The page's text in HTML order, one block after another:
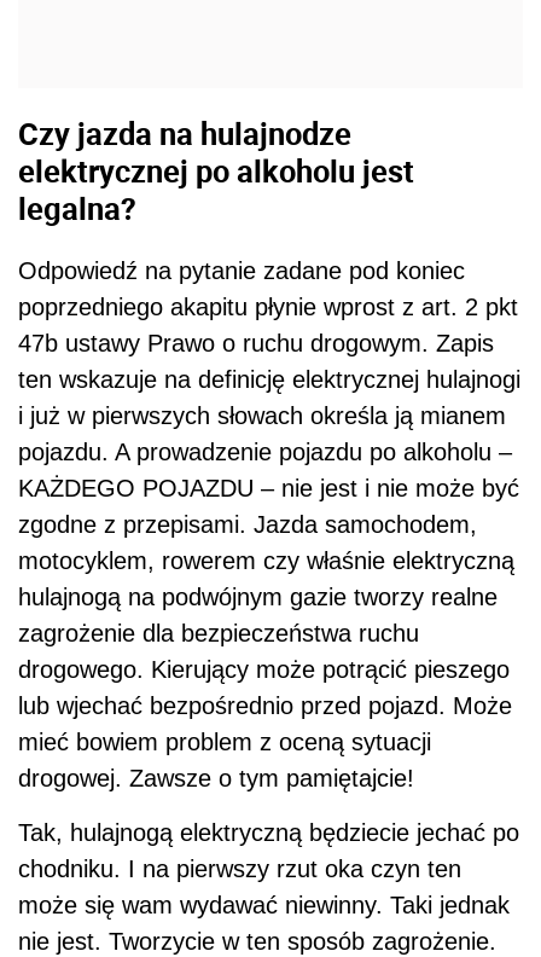
Czy jazda na hulajnodze
elektrycznej po alkoholu jest
legalna?
Odpowiedź na pytanie zadane pod koniec
poprzedniego akapitu płynie wprost z art. 2 pkt
47b ustawy Prawo o ruchu drogowym. Zapis
ten wskazuje na definicję elektrycznej hulajnogi
i już w pierwszych słowach określa ją mianem
pojazdu. A prowadzenie pojazdu po alkoholu –
KAŻDEGO POJAZDU – nie jest i nie może być
zgodne z przepisami. Jazda samochodem,
motocyklem, rowerem czy właśnie elektryczną
hulajnogą na podwójnym gazie tworzy realne
zagrożenie dla bezpieczeństwa ruchu
drogowego. Kierujący może potrącić pieszego
lub wjechać bezpośrednio przed pojazd. Może
mieć bowiem problem z oceną sytuacji
drogowej. Zawsze o tym pamiętajcie!
Tak, hulajnogą elektryczną będziecie jechać po
chodniku. I na pierwszy rzut oka czyn ten
może się wam wydawać niewinny. Taki jednak
nie jest. Tworzycie w ten sposób zagrożenie.